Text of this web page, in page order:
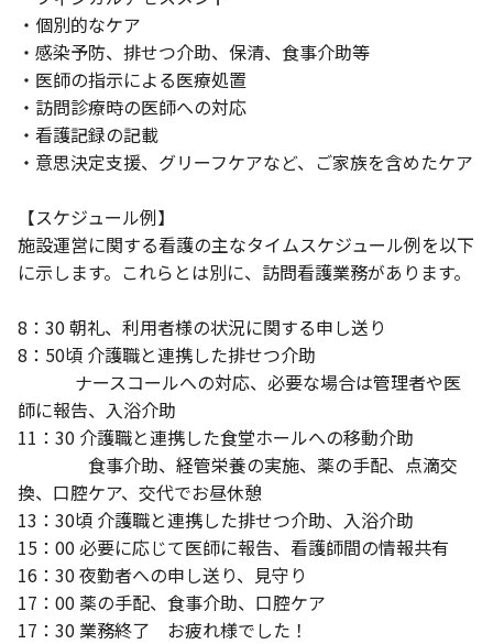
・個別的なケア
・感染予防、排せつ介助、保清、食事介助等
・医師の指示による医療処置
・訪問診療時の医師への対応
・看護記録の記載
・意思決定支援、グリーフケアなど、ご家族を含めたケア
【スケジュール例】
施設運営に関する看護の主なタイムスケジュール例を以下
に示します。これらとは別に、訪問看護業務があります。
8：30 朝礼、利用者様の状況に関する申し送り
8：50頃 介護職と連携した排せつ介助
ナースコールへの対応、必要な場合は管理者や医
師に報告、入浴介助
11：30 介護職と連携した食堂ホールへの移動介助
食事介助、経管栄養の実施、薬の手配、点滴交
換、口腔ケア、交代でお昼休憩
13：30頃 介護職と連携した排せつ介助、入浴介助
15：00 必要に応じて医師に報告、看護師間の情報共有
16：30 夜勤者への申し送り、見守り
17：00 薬の手配、食事介助、口腔ケア
17：30 業務終了 お疲れ様でした！